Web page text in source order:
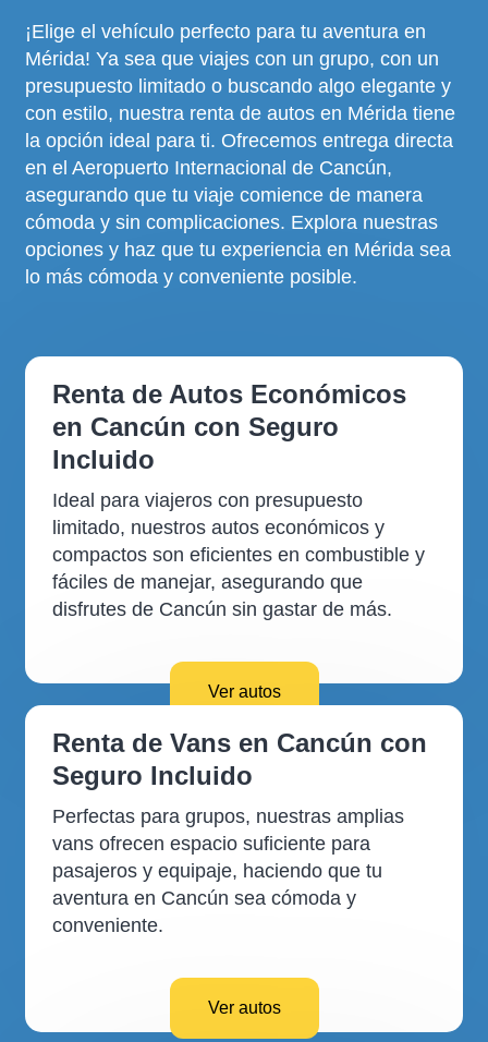
¡Elige el vehículo perfecto para tu aventura en
Mérida! Ya sea que viajes con un grupo, con un
presupuesto limitado o buscando algo elegante y
con estilo, nuestra renta de autos en Mérida tiene
la opción ideal para ti. Ofrecemos entrega directa
en el Aeropuerto Internacional de Cancún,
asegurando que tu viaje comience de manera
cómoda y sin complicaciones. Explora nuestras
opciones y haz que tu experiencia en Mérida sea
lo más cómoda y conveniente posible.
Renta de Autos Económicos
en Cancún con Seguro
Incluido
Ideal para viajeros con presupuesto
limitado, nuestros autos económicos y
compactos son eficientes en combustible y
fáciles de manejar, asegurando que
disfrutes de Cancún sin gastar de más.
Ver autos
Renta de Vans en Cancún con
Seguro Incluido
Perfectas para grupos, nuestras amplias
vans ofrecen espacio suficiente para
pasajeros y equipaje, haciendo que tu
aventura en Cancún sea cómoda y
conveniente.
Ver autos